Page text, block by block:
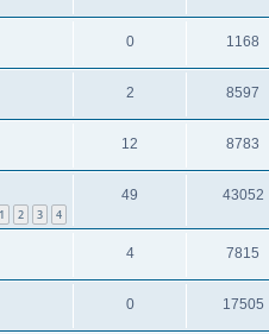
0 1168
2 8597
12 8783
1 2 3 4
49 43052
4 7815
0 17505